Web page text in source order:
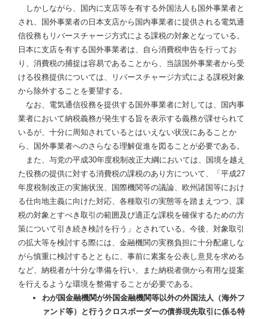
しかしながら、国内に支店等を有する外国法人も国外事業者と
され、国外事業者の日本支店から国内事業者に提供される電気通
信役務もリバースチャージ方式による課税の対象となっている。
日本に支店を有する国外事業者は、自ら消費税申告を行ってお
り、消費税の捕捉は容易であることから、当該国外事業者から受
ける役務提供については、リバースチャージ方式による課税対象
から除外することを要望する。
なお、電気通信役務を提供する国外事業者に対しては、国内事
業者において納税義務が発生する旨を表示する義務が課せられて
いるが、十分に周知されているとはいえない状況にあることか
ら、国外事業者へのさらなる理解促進を図ることが必要である。
また、与党の平成30年度税制改正大綱においては、国境を越え
た役務の提供に対する消費税の課税のあり方について、「平成27
年度税制改正の実施状況、国際機関等の議論、欧州諸国等におけ
る仕向地主義に向けた対応、各種取引の実態等を踏まえつつ、課
税の対象とすべき取引の範囲及び適正な課税を確保するための方
策について引き続き検討を行う」とされている。今後、対象取引
の拡大等を検討する際には、金融機関の実務負担に十分配慮しな
がら慎重に検討するとともに、事前に素案を公表し意見を求める
など、納税者が十分な準備を行い、また納税者側から有用な提案
を行えるような環境を整備することが必要である。
わが国金融機関が外国金融機関等以外の外国法人（海外フ
ァンド等）と行うクロスボーダーの債券現先取引に係る特